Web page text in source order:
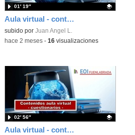
Aula virtual - contenidos - foros
Contenido educativo.
subido por Juan Angel L.
01′ 19″
-hace 2 meses- 16visualizaciones
Aula virtual - contenidos - cuestionarios
02′ 56″